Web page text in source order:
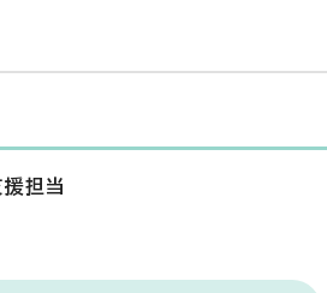
担当